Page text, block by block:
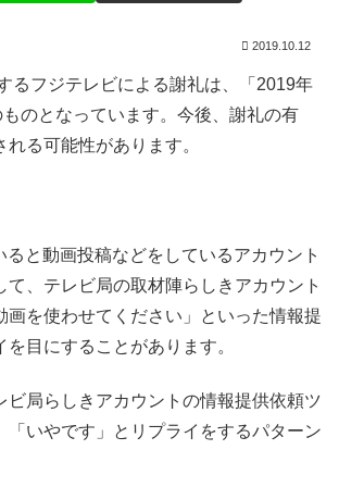
2019.10.12
るフジテレビによる謝礼は、「2019年
のとなっています。今後、謝礼の有
る可能性があります。
ると動画投稿などをしているアカウント
て、テレビ局の取材陣らしきアカウント
画を使わせてください」といった情報提
目にすることがあります。
ビ局らしきアカウントの情報提供依頼ツ
「いやです」とリプライをするパターン